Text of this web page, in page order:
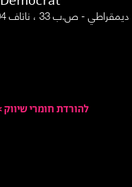
ديمقراطي - ص.ب 33 ، ناتاف 90804
<< להורדת חומרי שיווק